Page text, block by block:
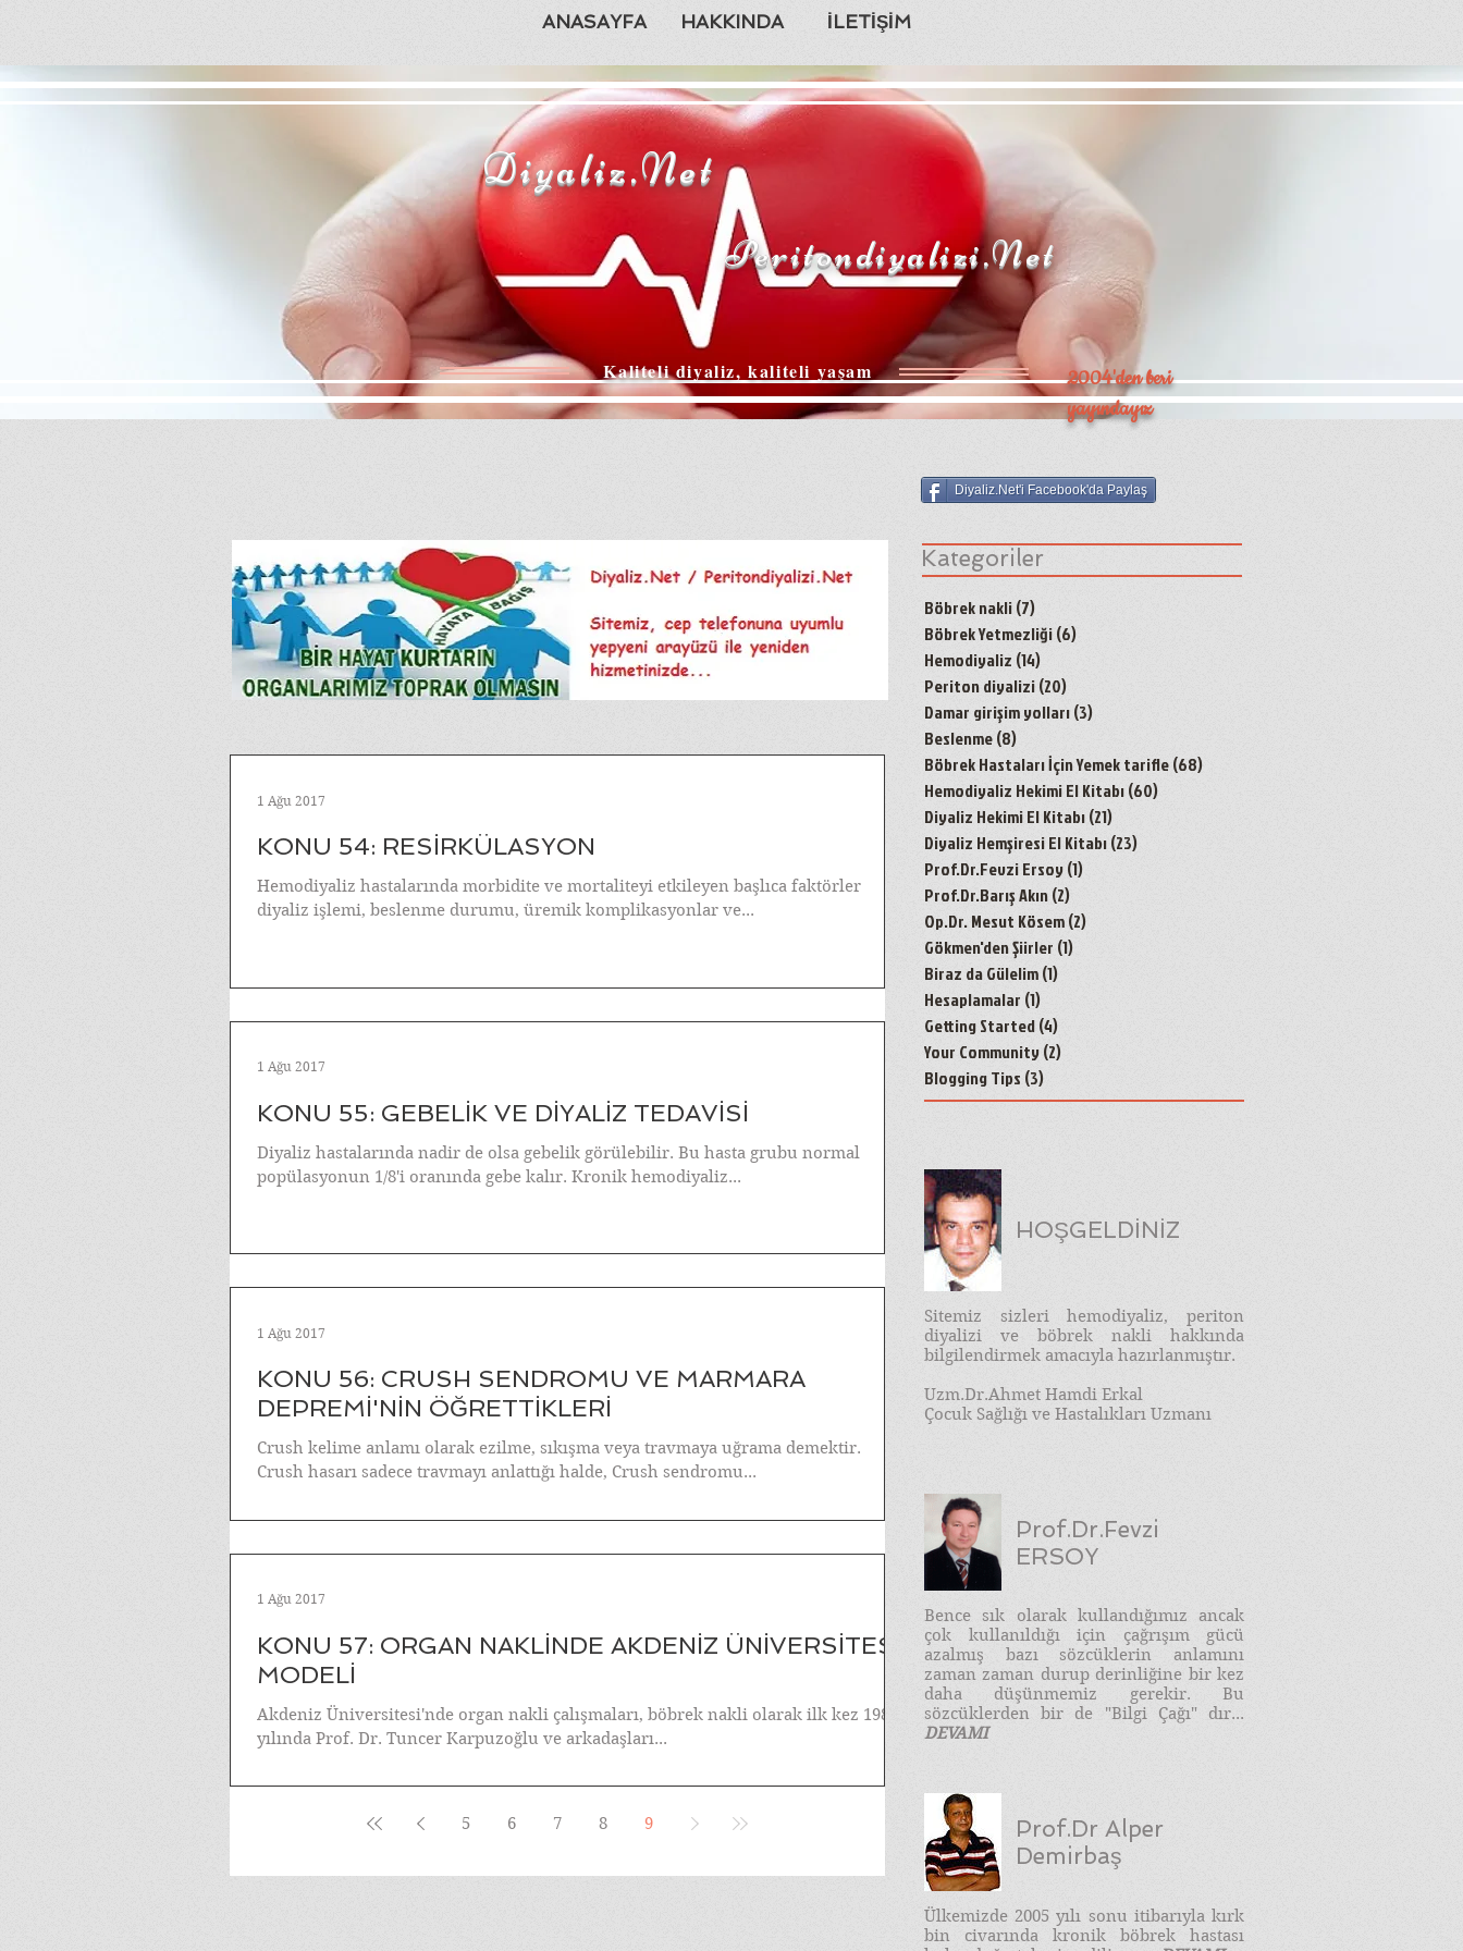
ANASAYFA HAKKINDA İLETİŞİM
Diyaliz.Net
Kaliteli diyaliz, kaliteli yaşam
Peritondiyalizi.Net
2004'den beri
yayındayız
Diyaliz.Net'i Facebook'da Paylaş
KONU 54: RESİRKÜLASYON
Hemodiyaliz hastalarında morbidite ve mortaliteyi etkileyen başlıca faktörler
diyaliz işlemi, beslenme durumu, üremik komplikasyonlar ve...
1 Ağu 2017
KONU 55: GEBELİK VE DİYALİZ TEDAVİSİ
Diyaliz hastalarında nadir de olsa gebelik görülebilir. Bu hasta grubu normal
popülasyonun 1/8'i oranında gebe kalır. Kronik hemodiyaliz...
1 Ağu 2017
KONU 56: CRUSH SENDROMU VE MARMARA
DEPREMİ'NİN ÖĞRETTİKLERİ
Crush kelime anlamı olarak ezilme, sıkışma veya travmaya uğrama demektir.
Crush hasarı sadece travmayı anlattığı halde, Crush sendromu...
1 Ağu 2017
KONU 57: ORGAN NAKLİNDE AKDENİZ ÜNİVERSİTESİ
MODELİ
Akdeniz Üniversitesi'nde organ nakli çalışmaları, böbrek nakli olarak ilk kez 1982
yılında Prof. Dr. Tuncer Karpuzoğlu ve arkadaşları...
1 Ağu 2017
5 6 7 8 9
Kategoriler
Böbrek nakli(7)
Böbrek Yetmezliği(6)
Hemodiyaliz (14)
Periton diyalizi(20)
Damar girişim yolları(3)
Beslenme(8)
Böbrek Hastaları İçin Yemek tarifle(68)
Hemodiyaliz Hekimi El Kitabı(60)
Diyaliz Hekimi El Kitabı(21)
Diyaliz Hemşiresi El Kitabı(23)
Prof.Dr.Fevzi Ersoy(1)
Prof.Dr.Barış Akın(2)
Op.Dr. Mesut Kösem(2)
Gökmen'den Şiirler (1)
Biraz da Gülelim(1)
Hesaplamalar (1)
Getting Started(4)
Your Community(2)
Blogging Tips (3)
HOŞGELDİNİZ
Sitemiz sizleri hemodiyaliz, periton
diyalizi ve böbrek nakli hakkında
bilgilendirmek amacıyla hazırlanmıştır.
Uzm.Dr.Ahmet Hamdi Erkal
Çocuk Sağlığı ve Hastalıkları Uzmanı
Prof.Dr.Fevzi
ERSOY
​Bence sık olarak kullandığımız ancak
çok kullanıldığı için çağrışım gücü
azalmış bazı sözcüklerin anlamını
zaman zaman durup derinliğine bir kez
daha düşünmemiz gerekir. Bu
sözcüklerden bir de "Bilgi Çağı" dır...
DEVAMI
Prof.Dr Alper
Demirbaş
Ülkemizde 2005 yılı sonu itibarıyla kırk
bin civarında kronik böbrek hastası